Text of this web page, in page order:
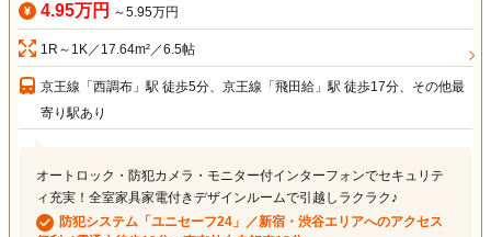
4.95万円 ～5.95万円
1R～1K／17.64m²／6.5帖
京王線「西調布」駅 徒歩5分、京王線「飛田給」駅 徒歩17分、その他最
寄り駅あり
オートロック・防犯カメラ・モニター付インターフォンでセキュリテ
ィ充実！全室家具家電付きデザインルームで引越しラクラク♪
防犯システム「ユニセーフ24」／新宿・渋谷エリアへのアクセス